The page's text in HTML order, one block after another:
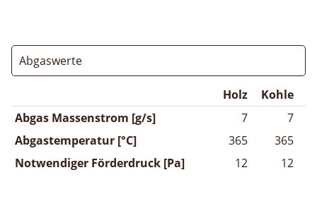
Abgaswerte
Holz
Kohle
Abgas Massenstrom [g/s]
7
7
Abgastemperatur [°C]
365
365
Notwendiger Förderdruck [Pa]
12 12